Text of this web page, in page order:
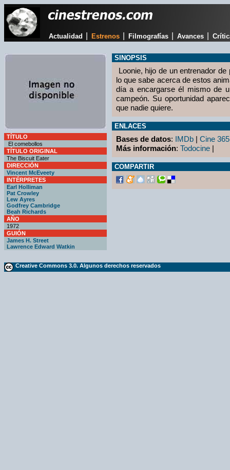
Actualidad Estrenos Filmografías Avances
TÍTULO
El comebollos
TÍTULO ORIGINAL
The Biscuit Eater
DIRECCIÓN
Vincent McEveety
INTÉRPRETES
Earl Holliman
Pat Crowley
Lew Ayres
Godfrey Cambridge
Beah Richards
AÑO
1972
GUIÓN
James H. Street
Lawrence Edward Watkin
SINOPSIS
Loonie, hijo de un entrenador
lo que sabe acerca de estos
día a encargarse él mismo de
campeón. Su oportunidad
que nadie quiere.
ENLACES
Bases de datos: IMDb | Cine 365
Más información: Todocine |
COMPARTIR
Creative Commons 3.0. Algunos derechos reservados